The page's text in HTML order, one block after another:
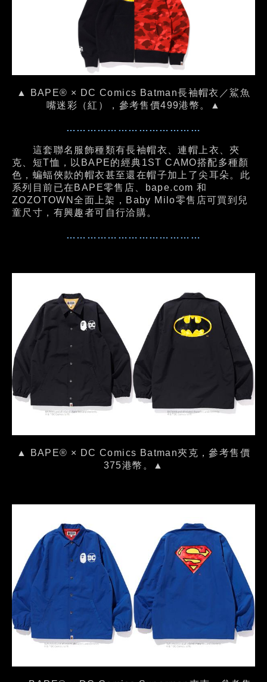
▲ BAPE® × DC Comics Batman長袖帽衣／鯊魚
嘴迷彩（紅），參考售價499港幣。▲
…………………………………
這套聯名服飾種類有長袖帽衣、連帽上衣、夾
克、短T恤，以BAPE的經典1ST CAMO搭配多種顏
色，蝙蝠俠款的帽衣甚至還在帽子加上了尖耳朵。此
系列目前已在BAPE零售店、bape.com 和
ZOZOTOWN全面上架，Baby Milo零售店可買到兒
童尺寸，有興趣者可自行洽購。
…………………………………
▲ BAPE® × DC Comics Batman夾克，參考售價
375港幣。▲